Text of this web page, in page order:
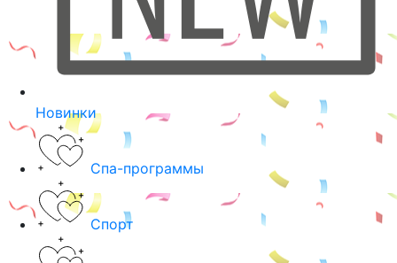
Новинки
Спа-программы
Спорт